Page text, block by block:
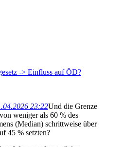
-> Einfluss auf ÖD?
23:22Und die Grenze
weniger als 60 % des
(Median) schrittweise über
45 % setzten?